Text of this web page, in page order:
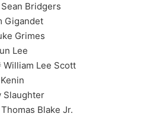
Bridgers
Grimes
Lee
Lee Scott
Blake Jr.